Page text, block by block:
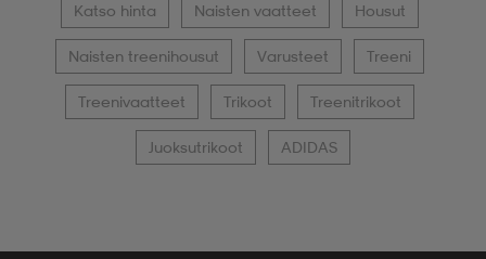
Katso hinta Naisten vaatteet Housut
Naisten treenihousut Varusteet Treeni
Treenivaatteet Trikoot Treenitrikoot
Juoksutrikoot ADIDAS